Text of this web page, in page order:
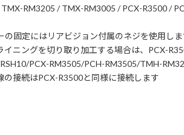
RM3205 / TMX-RM3005 / PCX-R3500 /
の固定にはリアビジョン付属のネジを使用しま
イニングを切り取り加工する場合は、PCX-
PCX-RM3505/PCH-RM3505/TMH-
の接続はPCX-R3500と同様に接続します